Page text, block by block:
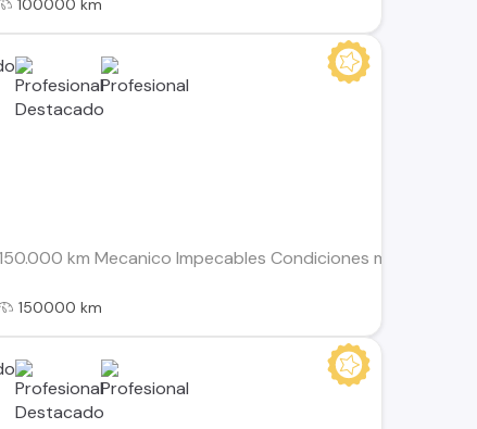
150.000 km Mecanico Impecables Condiciones
150000 km